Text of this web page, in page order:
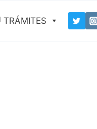
TRÁMITES